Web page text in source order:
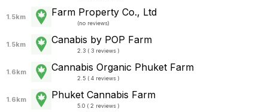
1.5km Farm Property Co., Ltd
(no reviews)
1.5km Canabis by POP Farm
2.3 ( 3 reviews )
1.6km Cannabis Organic Phuket Farm
2.5 ( 4 reviews )
1.6km Phuket Cannabis Farm
5.0 ( 2 reviews )